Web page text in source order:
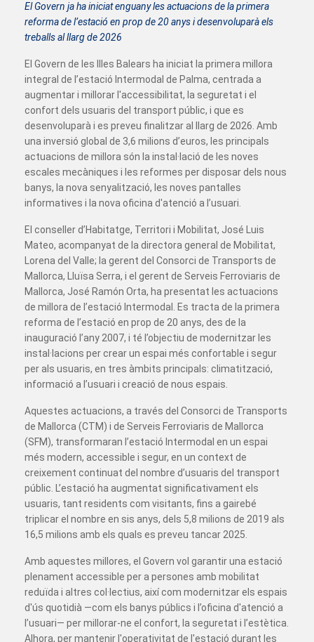
El Govern ja ha iniciat enguany les actuacions de la primera
reforma de l’estació en prop de 20 anys i desenvoluparà els
treballs al llarg de 2026
El Govern de les Illes Balears ha iniciat la primera millora
integral de l’estació Intermodal de Palma, centrada a
augmentar i millorar l'accessibilitat, la seguretat i el
confort dels usuaris del transport públic, i que es
desenvoluparà i es preveu finalitzar al llarg de 2026. Amb
una inversió global de 3,6 milions d’euros, les principals
actuacions de millora són la instal·lació de les noves
escales mecàniques i les reformes per disposar dels nous
banys, la nova senyalització, les noves pantalles
informatives i la nova oficina d'atenció a l’usuari.
El conseller d’Habitatge, Territori i Mobilitat, José Luis
Mateo, acompanyat de la directora general de Mobilitat,
Lorena del Valle; la gerent del Consorci de Transports de
Mallorca, Lluïsa Serra, i el gerent de Serveis Ferroviaris de
Mallorca, José Ramón Orta, ha presentat les actuacions
de millora de l’estació Intermodal. Es tracta de la primera
reforma de l’estació en prop de 20 anys, des de la
inauguració l’any 2007, i té l’objectiu de modernitzar les
instal·lacions per crear un espai més confortable i segur
per als usuaris, en tres àmbits principals: climatització,
informació a l’usuari i creació de nous espais.
Aquestes actuacions, a través del Consorci de Transports
de Mallorca (CTM) i de Serveis Ferroviaris de Mallorca
(SFM), transformaran l’estació Intermodal en un espai
més modern, accessible i segur, en un context de
creixement continuat del nombre d’usuaris del transport
públic. L’estació ha augmentat significativament els
usuaris, tant residents com visitants, fins a gairebé
triplicar el nombre en sis anys, dels 5,8 milions de 2019 als
16,5 milions amb els quals es preveu tancar 2025.
Amb aquestes millores, el Govern vol garantir una estació
plenament accessible per a persones amb mobilitat
reduïda i altres col·lectius, així com modernitzar els espais
d'ús quotidià —com els banys públics i l’oficina d'atenció a
l’usuari— per millorar-ne el confort, la seguretat i l’estètica.
Alhora, per mantenir l'operativitat de l'estació durant les